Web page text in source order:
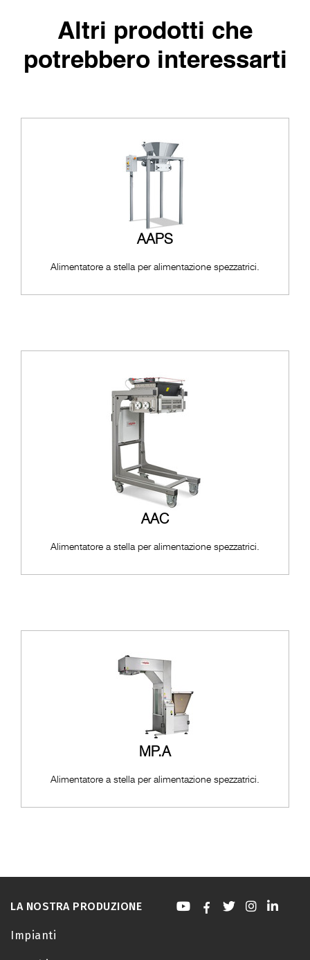
Altri prodotti che
potrebbero interessarti
AAPS
Alimentatore a stella per alimentazione spezzatrici.
AAC
Alimentatore a stella per alimentazione spezzatrici.
MP.A
Alimentatore a stella per alimentazione spezzatrici.
LA NOSTRA PRODUZIONE
Impianti